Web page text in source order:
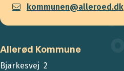
kommunen@alleroed.dk
Allerød Kommune
Bjarkesvej 2